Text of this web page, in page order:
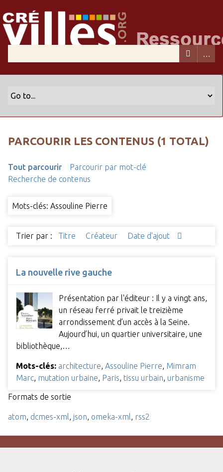
PARCOURIR LES CONTENUS (1 TOTAL)
Tout parcourir
Parcourir par mot-clé
Recherche de contenus
Mots-clés: Assouline Pierre
Trier par : Titre Créateur Date d'ajout
La nouvelle rive gauche
Présentation par l'éditeur : Il y a vingt ans,
un réseau ferré privait le treizième
arrondissement d’un accès à la Seine.
Aujourd’hui, un quartier universitaire, une
bibliothèque,…
Mots-clés: architecture Assouline Pierre Mimram
Marc mutation urbaine Paris tissu urbain urbanisme
Formats de sortie
atom dcmes-xml json omeka-xml rss2